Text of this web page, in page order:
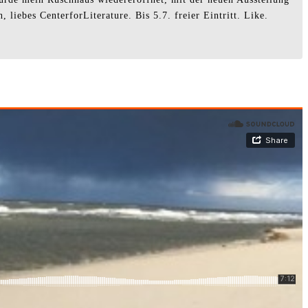
liebes CenterforLiterature. Bis 5.7. freier Eintritt. Like.